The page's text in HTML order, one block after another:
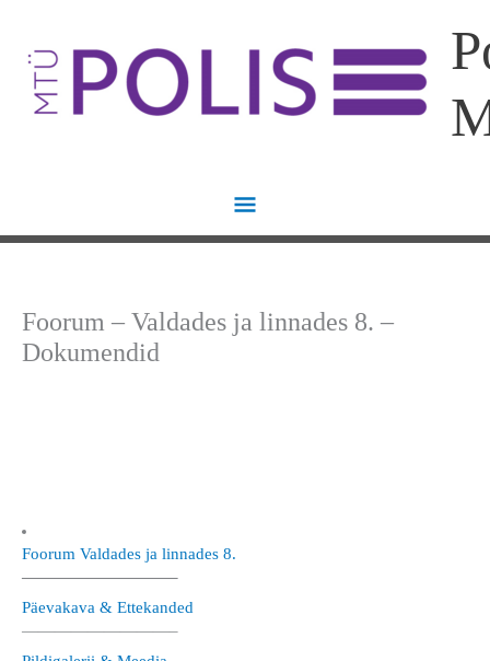
content
Menu
Foorum Valdades ja linnades 8.
—————————–
Päevakava & Ettekanded
—————————–
Foorum – Valdades ja linnades 8. –
Dokumendid